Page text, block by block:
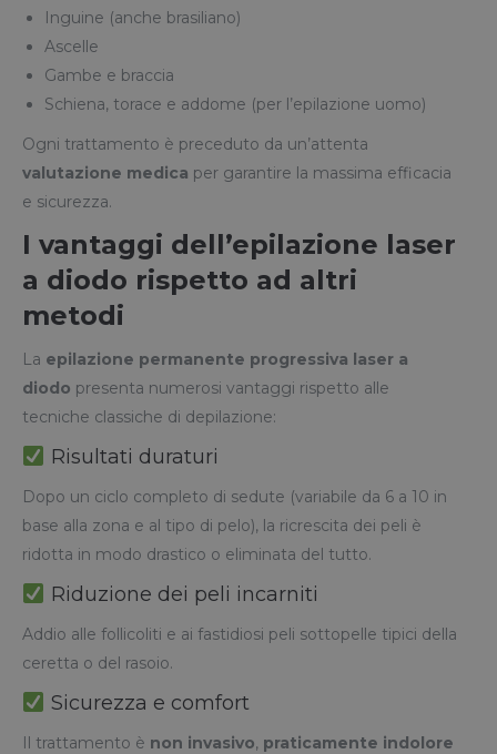
Inguine (anche brasiliano)
Ascelle
Gambe e braccia
Schiena, torace e addome (per l’epilazione uomo)
Ogni trattamento è preceduto da un’attenta
valutazione medica per garantire la massima efficacia
e sicurezza.
I vantaggi dell’epilazione laser
a diodo rispetto ad altri
metodi
La epilazione permanente progressiva laser a
diodo presenta numerosi vantaggi rispetto alle
tecniche classiche di depilazione:
Risultati duraturi
Dopo un ciclo completo di sedute (variabile da 6 a 10 in
base alla zona e al tipo di pelo), la ricrescita dei peli è
ridotta in modo drastico o eliminata del tutto.
Riduzione dei peli incarniti
Addio alle follicoliti e ai fastidiosi peli sottopelle tipici della
ceretta o del rasoio.
Sicurezza e comfort
Il trattamento è non invasivo, praticamente indolore